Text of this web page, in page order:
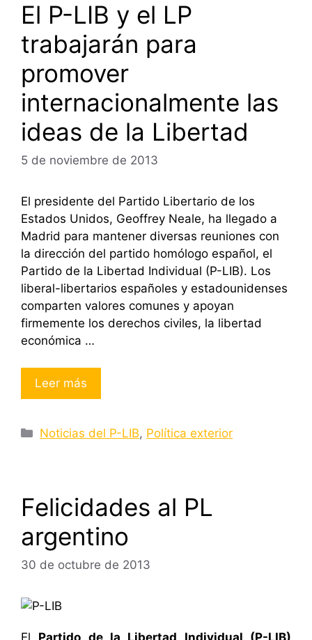
El P-LIB y el LP
trabajarán para
promover
internacionalmente las
ideas de la Libertad
5 de noviembre de 2013
El presidente del Partido Libertario de los
Estados Unidos, Geoffrey Neale, ha llegado a
Madrid para mantener diversas reuniones con
la dirección del partido homólogo español, el
Partido de la Libertad Individual (P-LIB). Los
liberal-libertarios españoles y estadounidenses
comparten valores comunes y apoyan
firmemente los derechos civiles, la libertad
económica …
Leer más
Categorías
Noticias del P-LIB, Política exterior
Felicidades al PL
argentino
30 de octubre de 2013